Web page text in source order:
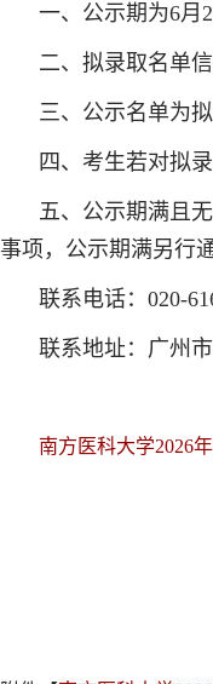
一、公示期为6月
二、拟录取名单
三、公示名单为
四、考生若对拟
五、公示期满且
事项，公示期满另行
联系电话：020-
联系地址：广州
南方医科大学2026